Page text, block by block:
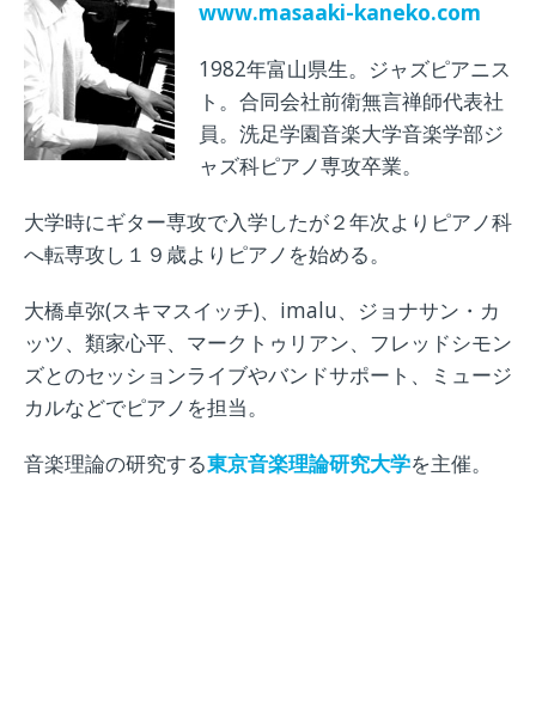
www.masaaki-kaneko.com
1982年富山県生。ジャズピアニス
ト。合同会社前衛無言禅師代表社
員。洗足学園音楽大学音楽学部ジ
ャズ科ピアノ専攻卒業。
大学時にギター専攻で入学したが２年次よりピアノ科
へ転専攻し１９歳よりピアノを始める。
大橋卓弥(スキマスイッチ)、imalu、ジョナサン・カ
ッツ、類家心平、マークトゥリアン、フレッドシモン
ズとのセッションライブやバンドサポート、ミュージ
カルなどでピアノを担当。
音楽理論の研究する東京音楽理論研究大学を主催。